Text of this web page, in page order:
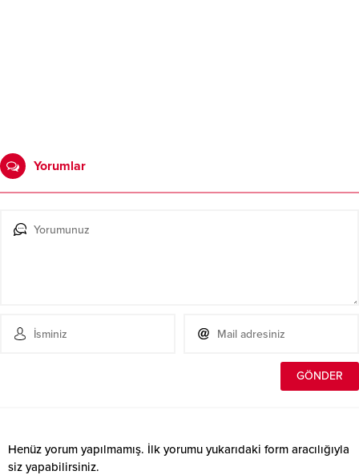
Yorumlar
Henüz yorum yapılmamış. İlk yorumu yukarıdaki form aracılığıyla
siz yapabilirsiniz.